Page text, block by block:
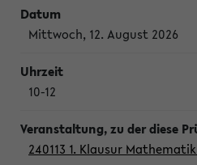
Mittwoch, 12. August 2026
10-12
240113 1. Klausur